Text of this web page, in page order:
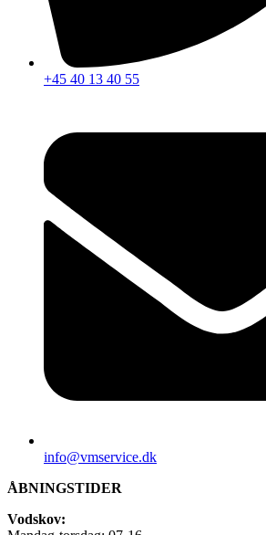
+45 40 13 40 55
info@vmservice.dk
ÅBNINGSTIDER
Vodskov: